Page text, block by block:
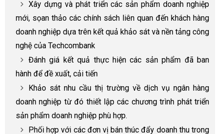
Xây dựng và phát triển các sản phẩm doanh nghiệp
mới, sọan thảo các chính sách liên quan đến khách hàng
doanh nghiệp dựa trên kết quả khảo sát và nền tảng công
nghệ của Techcombank
Đánh giá kết quả thực hiện các sản phẩm đã ban
hành để đề xuất, cải tiến
Khảo sát nhu cầu thị trường về dịch vụ ngân hàng
doanh nghiệp từ đó thiết lập các chương trình phát triển
sản phẩm doanh nghiệp phù hợp.
Phối hợp với các đơn vị bán thúc đẩy doanh thu trong